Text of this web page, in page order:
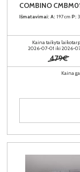
COMBINO
Išmatavimai: A: 197cm P:
Kaina taikyta
2026-07-01 iki 2026-
479€
Kaina